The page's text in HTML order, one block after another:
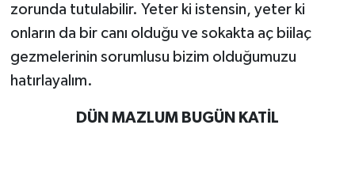
zorunda tutulabilir. Yeter ki istensin, yeter ki
onların da bir canı olduğu ve sokakta aç biilaç
gezmelerinin sorumlusu bizim olduğumuzu
hatırlayalım.
DÜN MAZLUM BUGÜN KATİL